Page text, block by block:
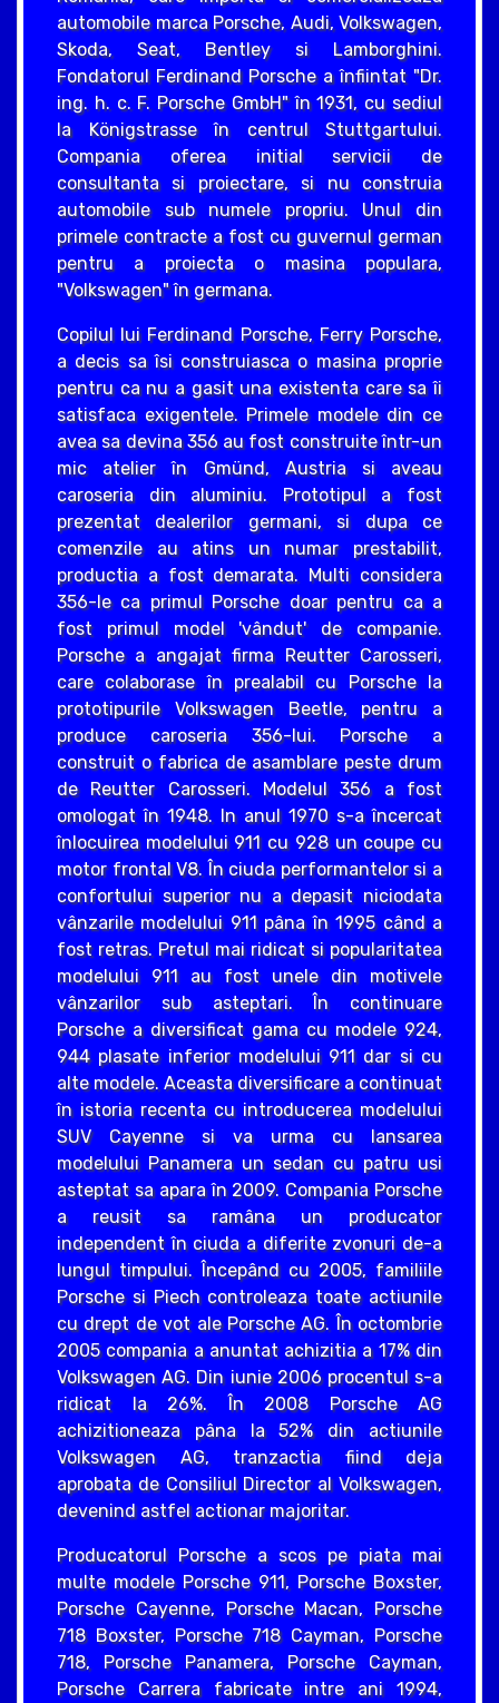
automobile marca Porsche, Audi, Volkswagen,
Skoda, Seat, Bentley si Lamborghini.
Fondatorul Ferdinand Porsche a înfiintat "Dr.
ing. h. c. F. Porsche GmbH" în 1931, cu sediul
la Königstrasse în centrul Stuttgartului.
Compania oferea initial servicii de
consultanta si proiectare, si nu construia
automobile sub numele propriu. Unul din
primele contracte a fost cu guvernul german
pentru a proiecta o masina populara,
"Volkswagen" în germana.
Copilul lui Ferdinand Porsche, Ferry Porsche,
a decis sa îsi construiasca o masina proprie
pentru ca nu a gasit una existenta care sa îi
satisfaca exigentele. Primele modele din ce
avea sa devina 356 au fost construite într-un
mic atelier în Gmünd, Austria si aveau
caroseria din aluminiu. Prototipul a fost
prezentat dealerilor germani, si dupa ce
comenzile au atins un numar prestabilit,
productia a fost demarata. Multi considera
356-le ca primul Porsche doar pentru ca a
fost primul model 'vândut' de companie.
Porsche a angajat firma Reutter Carosseri,
care colaborase în prealabil cu Porsche la
prototipurile Volkswagen Beetle, pentru a
produce caroseria 356-lui. Porsche a
construit o fabrica de asamblare peste drum
de Reutter Carosseri. Modelul 356 a fost
omologat în 1948. In anul 1970 s-a încercat
înlocuirea modelului 911 cu 928 un coupe cu
motor frontal V8. În ciuda performantelor si a
confortului superior nu a depasit niciodata
vânzarile modelului 911 pâna în 1995 când a
fost retras. Pretul mai ridicat si popularitatea
modelului 911 au fost unele din motivele
vânzarilor sub asteptari. În continuare
Porsche a diversificat gama cu modele 924,
944 plasate inferior modelului 911 dar si cu
alte modele. Aceasta diversificare a continuat
în istoria recenta cu introducerea modelului
SUV Cayenne si va urma cu lansarea
modelului Panamera un sedan cu patru usi
asteptat sa apara în 2009. Compania Porsche
a reusit sa ramâna un producator
independent în ciuda a diferite zvonuri de-a
lungul timpului. Începând cu 2005, familiile
Porsche si Piech controleaza toate actiunile
cu drept de vot ale Porsche AG. În octombrie
2005 compania a anuntat achizitia a 17% din
Volkswagen AG. Din iunie 2006 procentul s-a
ridicat la 26%. În 2008 Porsche AG
achizitioneaza pâna la 52% din actiunile
Volkswagen AG, tranzactia fiind deja
aprobata de Consiliul Director al Volkswagen,
devenind astfel actionar majoritar.
Producatorul Porsche a scos pe piata mai
multe modele Porsche 911, Porsche Boxster,
Porsche Cayenne, Porsche Macan, Porsche
718 Boxster, Porsche 718 Cayman, Porsche
718, Porsche Panamera, Porsche Cayman,
Porsche Carrera fabricate intre ani 1994,